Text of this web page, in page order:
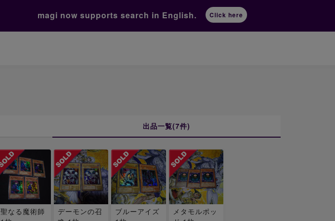
magi now supports search in English. Click here
出品一覧(7件)
聖なる魔術師
デーモンの召
ブルーアイズ
メタモルポッ